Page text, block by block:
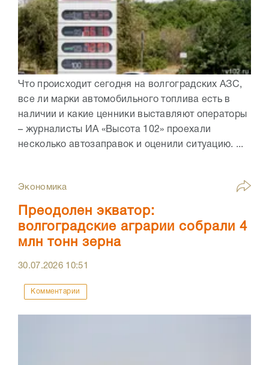
Что происходит сегодня на волгоградских АЗС,
все ли марки автомобильного топлива есть в
наличии и какие ценники выставляют операторы
– журналисты ИА «Высота 102» проехали
несколько автозаправок и оценили ситуацию. ...
Экономика
Преодолен экватор:
волгоградские аграрии собрали 4
млн тонн зерна
30.07.2026 10:51
Комментарии